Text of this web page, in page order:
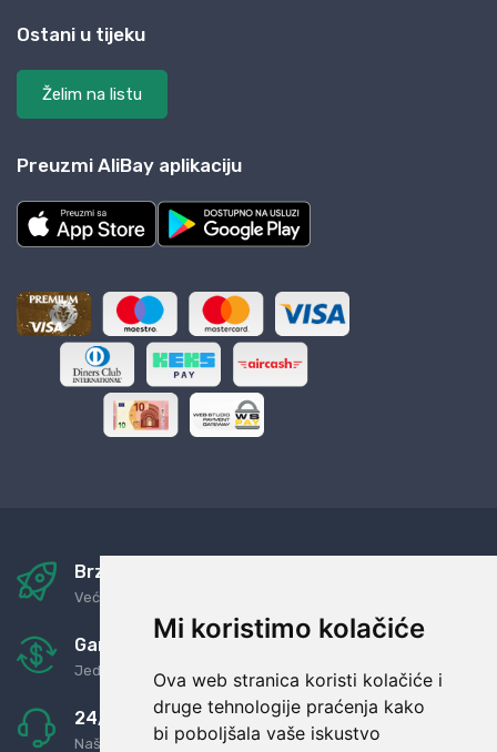
Mi koristimo kolačiće
Ova web stranica koristi kolačiće i
druge tehnologije praćenja kako
bi poboljšala vaše iskustvo
Ostani u tijeku
Želim na listu
Preuzmi AliBay aplikaciju
Brza i sigurna dostava
Već za nekoliko dana kod vas
Garancija u povrat novaca
Jednostavno pravilo: Roba za novac
24/7 odlična podrška
Naši agenti uvijek na raspolaganju